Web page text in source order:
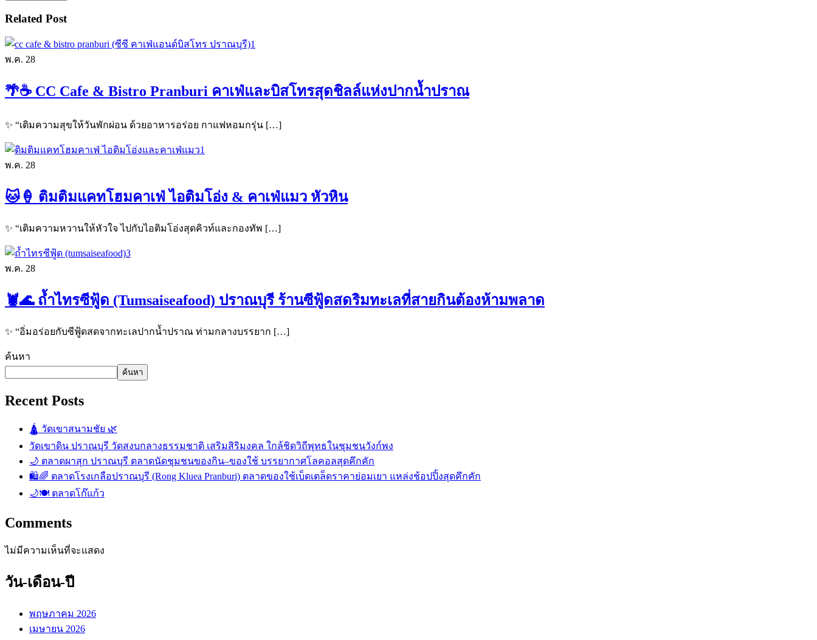
Related Post
พ.ค. 28
🌴☕ CC Cafe & Bistro Pranburi คาเฟ่และบิสโทรสุดชิลล์แห่งปากน้ำปราณ
✨ “เติมความสุขให้วันพักผ่อน ด้วยอาหารอร่อย กาแฟหอมกรุ่น […]
พ.ค. 28
🐱🍦 ติมติมแคทโฮมคาเฟ่ ไอติมโอ่ง & คาเฟ่แมว หัวหิน
✨ “เติมความหวานให้หัวใจ ไปกับไอติมโอ่งสุดคิวท์และกองทัพ […]
พ.ค. 28
🦞🌊 ถ้ำไทรซีฟู้ด (Tumsaiseafood) ปราณบุรี ร้านซีฟู้ดสดริมทะเลที่สายกินต้องห้ามพลาด
✨ “อิ่มอร่อยกับซีฟู้ดสดจากทะเลปากน้ำปราณ ท่ามกลางบรรยาก […]
ค้นหา
ค้นหา
Recent Posts
🛕 วัดเขาสนามชัย 🌿
วัดเขาดิน ปราณบุรี วัดสงบกลางธรรมชาติ เสริมสิริมงคล ใกล้ชิดวิถีพุทธในชุมชนวังก์พง
🌙 ตลาดผาสุก ปราณบุรี ตลาดนัดชุมชนของกิน–ของใช้ บรรยากาศโลคอลสุดคึกคัก
🛍️🌈 ตลาดโรงเกลือปราณบุรี (Rong Kluea Pranburi) ตลาดของใช้เบ็ดเตล็ดราคาย่อมเยา แหล่งช้อปปิ้งสุดคึกคัก
🌙🍽️ ตลาดโก๊แก้ว
Comments
ไม่มีความเห็นที่จะแสดง
วัน-เดือน-ปี
พฤษภาคม 2026
เมษายน 2026